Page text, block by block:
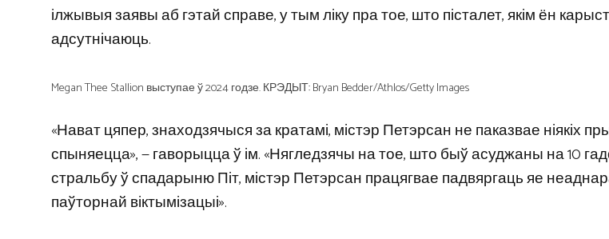
ілжывыя заявы аб гэтай справе, у тым ліку пра тое, што пісталет, якім ён
адсутнічаюць.
Megan Thee Stallion выступае ў 2024 годзе. КРЭДЫТ: Bryan Bedder/Athlos/Getty Images
«Нават цяпер, знаходзячыся за кратамі, містэр Петэрсан не паказвае ніякіх
спыняецца», — гаворыцца ў ім. «Нягледзячы на ​​тое, што быў асуджаны на 10
стральбу ў спадарыню Піт, містэр Петэрсан працягвае падвяргаць яе
паўторнай віктымізацыі».